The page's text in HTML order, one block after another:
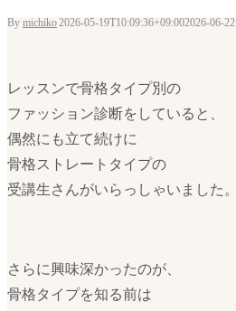
By michiko2026-05-19T10:09:36+09:002026-06-22
レッスンで骨格タイプ別の
ファッション診断をしていると、
偶然にも立て続けに
骨格ストレートタイプの
受講生さんがいらっしゃいました。
さらに興味深かったのが、
骨格タイプを知る前は